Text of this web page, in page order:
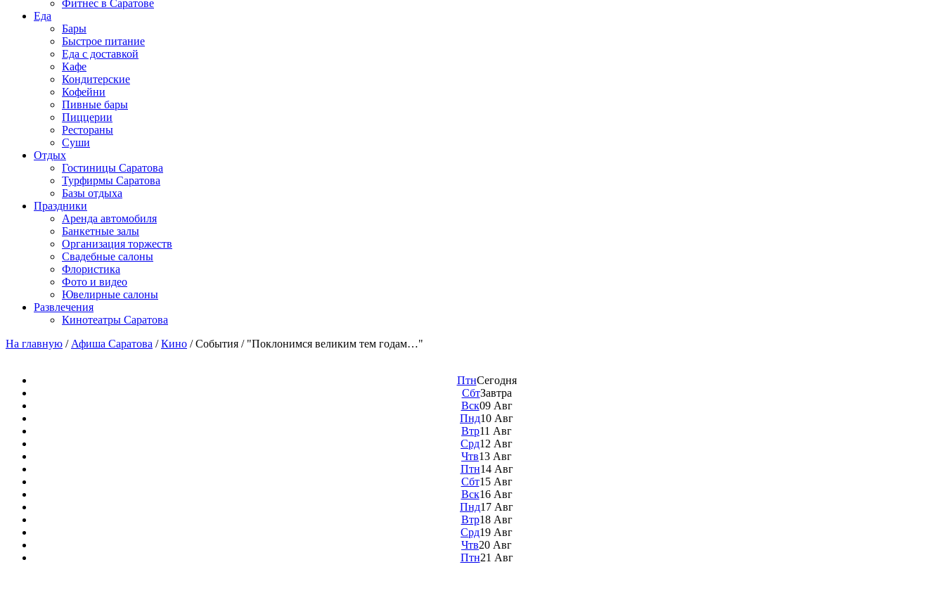
Фитнес в Саратове
Еда
Бары
Быстрое питание
Еда с доставкой
Кафе
Кондитерские
Кофейни
Пивные бары
Пиццерии
Рестораны
Суши
Отдых
Гостиницы Саратова
Турфирмы Саратова
Базы отдыха
Праздники
Аренда автомобиля
Банкетные залы
Организация торжеств
Свадебные салоны
Флористика
Фото и видео
Ювелирные салоны
Развлечения
Кинотеатры Саратова
На главную / Афиша Саратова /Кино /События / "Поклонимся великим тем годам…"
ПтнСегодня
СбтЗавтра
Вск09 Авг
Пнд10 Авг
Втр11 Авг
Срд12 Авг
Чтв13 Авг
Птн14 Авг
Сбт15 Авг
Вск16 Авг
Пнд17 Авг
Втр18 Авг
Срд19 Авг
Чтв20 Авг
Птн21 Авг